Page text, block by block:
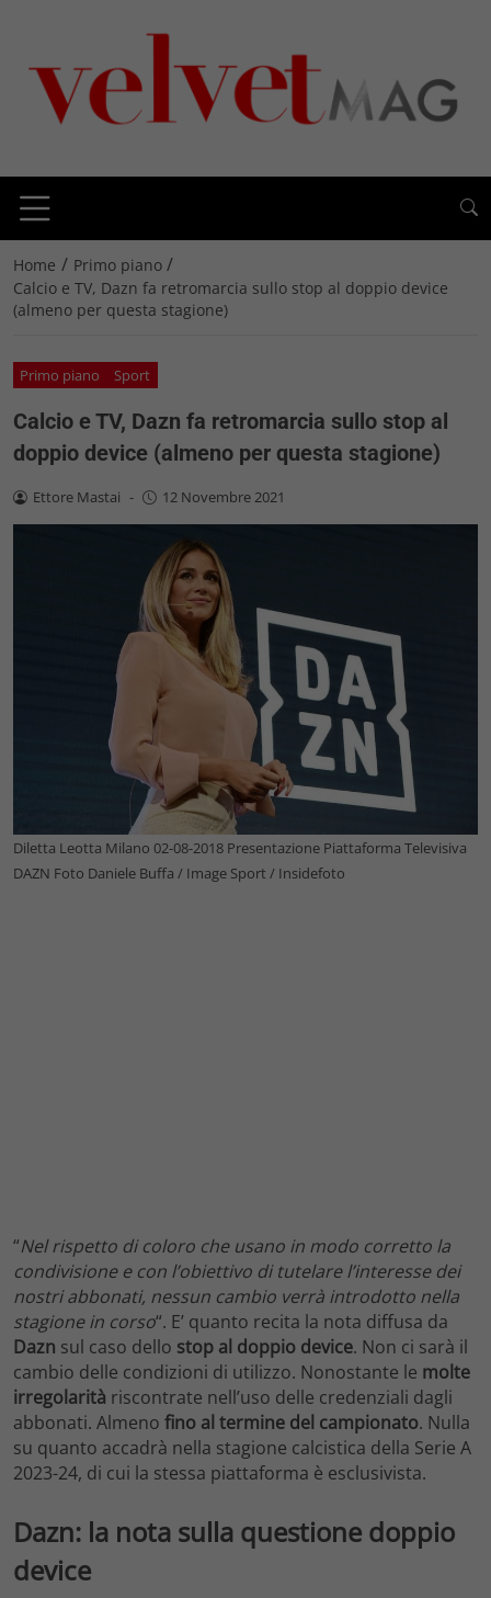
Home / Primo piano /
Calcio e TV, Dazn fa retromarcia sullo stop al doppio device
(almeno per questa stagione)
Primo piano Sport
Calcio e TV, Dazn fa retromarcia sullo stop al
doppio device (almeno per questa stagione)
Ettore Mastai - 12 Novembre 2021
Diletta Leotta Milano 02-08-2018 Presentazione Piattaforma Televisiva
DAZN Foto Daniele Buffa / Image Sport / Insidefoto
“Nel rispetto di coloro che usano in modo corretto la
condivisione e con l’obiettivo di tutelare l’interesse dei
nostri abbonati, nessun cambio verrà introdotto nella
stagione in corso“. E’ quanto recita la nota diffusa da
Dazn sul caso dello stop al doppio device. Non ci sarà il
cambio delle condizioni di utilizzo. Nonostante le molte
irregolarità riscontrate nell’uso delle credenziali dagli
abbonati. Almeno fino al termine del campionato. Nulla
su quanto accadrà nella stagione calcistica della Serie A
2023-24, di cui la stessa piattaforma è esclusivista.
Dazn: la nota sulla questione doppio
device